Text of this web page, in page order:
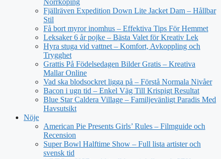
Norrköping
Fjällräven Expedition Down Lite Jacket Dam – Hållbar
Stil
Få bort myror inomhus – Effektiva Tips För Hemmet
Leksaker 6 år pojke – Bästa Valet för Kreativ Lek
Hyra stuga vid vattnet – Komfort, Avkoppling och
Trygghet
Grattis På Födelsedagen Bilder Gratis – Kreativa
Mallar Online
Vad ska blodsockret ligga på – Förstå Normala Nivåer
Bacon i ugn tid – Enkel Väg Till Krispigt Resultat
Blue Star Caldera Village – Familjevänligt Paradis Med
Havsutsikt
Nöje
American Pie Presents Girls’ Rules – Filmguide och
Recension
Super Bowl Halftime Show – Full lista artister och
svensk tid